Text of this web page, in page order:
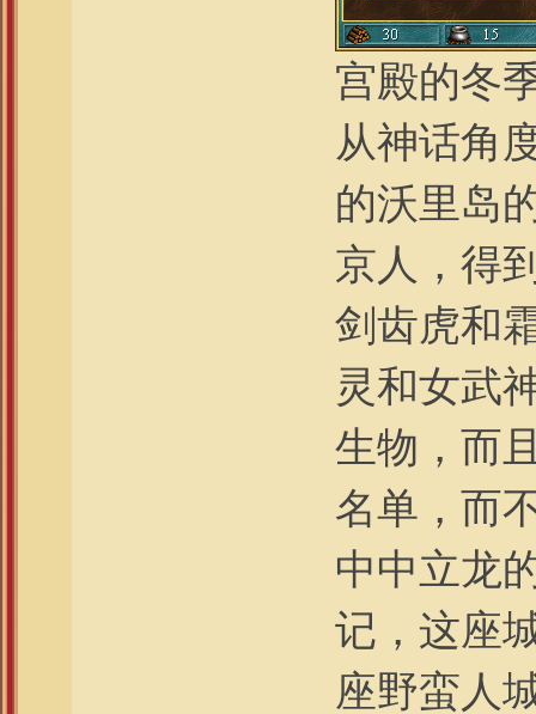
宫殿的冬
从神话角
的沃里岛
京人，得
剑齿虎和
灵和女武
生物，而
名单，而
中中立龙
记，这座
座野蛮人